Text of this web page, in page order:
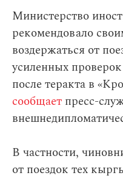
Министерство
рекомендовало
воздержаться от
усиленных
после теракта в
сообщает пресс-
В частности,
от поездок тех